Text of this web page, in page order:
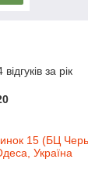
за рік
15 (БЦ
Україна